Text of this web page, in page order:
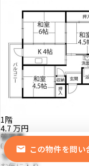
1階
4.7 万円
管理費
0.25万円
star mail この物件を問い